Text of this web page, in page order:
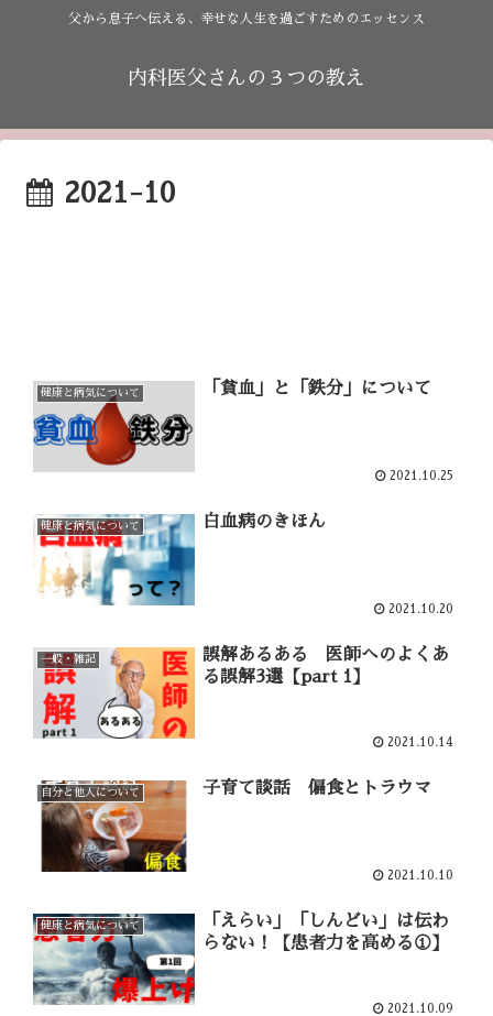
父から息子へ伝える、幸せな人生を過ごすためのエッセンス
内科医父さんの３つの教え
2021-10
健康と病気について 「貧血」と「鉄分」について
2021.10.25
健康と病気について 白血病のきほん
2021.10.20
一般・雑記
誤解あるある 医師へのよくあ
る誤解3選【part 1】
2021.10.14
自分と他人について 子育て談話 偏食とトラウマ
2021.10.10
健康と病気について
「えらい」「しんどい」は伝わ
らない！【患者力を高める①】
2021.10.09